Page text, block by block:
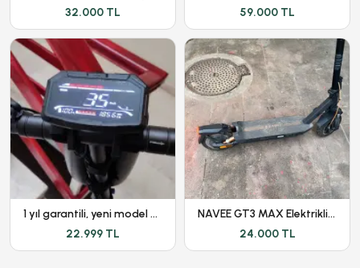
32.000 TL
59.000 TL
1 yıl garantili, yeni model Onvo ov-012 scooter
22.999 TL
NAVEE GT3 MAX Elektrikli Scooter 1000W 75 KM Menzil
24.000 TL